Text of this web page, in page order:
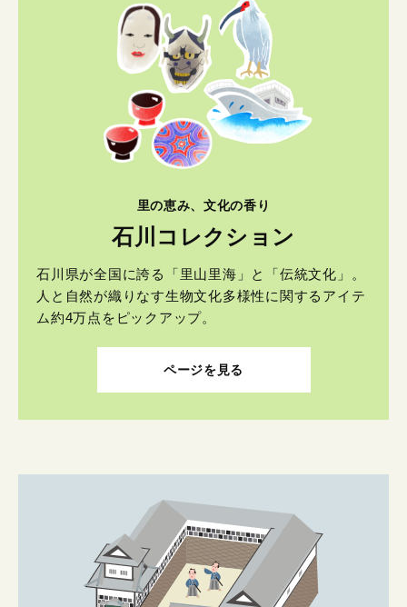
里の恵み、文化の香り
石川コレクション
石川県が全国に誇る「里山里海」と「伝統文化」。
人と自然が織りなす生物文化多様性に関するアイテ
ム約4万点をピックアップ。
ページを見る